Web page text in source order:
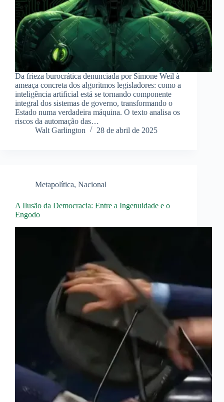
Da frieza burocrática denunciada por Simone Weil à
ameaça concreta dos algoritmos legisladores: como a
inteligência artificial está se tornando componente
integral dos sistemas de governo, transformando o
Estado numa verdadeira máquina. O texto analisa os
riscos da automação das…
Walt Garlington
28 de abril de 2025
Metapolítica, Nacional
A Ilusão da Democracia: Entre a Ingenuidade e o
Engodo